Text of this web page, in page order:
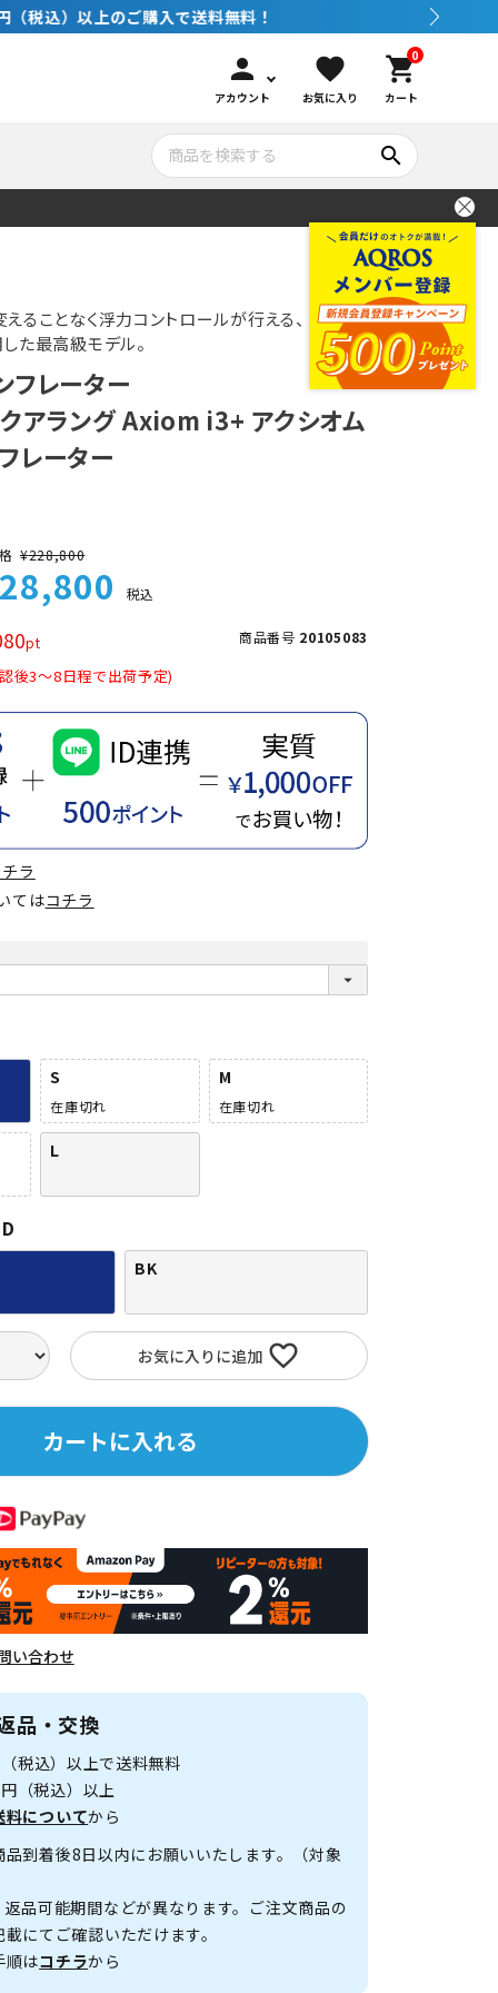
person
アカウント
favorite
お気に入り
0
shopping_cart
カート
水中カメラ機材
メンテナンサービス・交換用パーツ
ブランド紹介
コンセプト
search
ることなく浮力コントロールが行える、ｉ３イン
た最高級モデル。
フレーター
アラング Axiom i3+ アクシオム
レーター
¥228,800
税込
商品番号 20105083
後3～8日程で出荷予定)
ラ
てはコチラ
S
在庫切れ
M
在庫切れ
L
BK
お気に入りに追加
カートに入れる
い合わせ
品・交換
税込）以上で送料無料
（税込）以上
料についてから
品到着後8日以内にお願いいたします。（対象
品可能期間などが異なります。ご注文商品の
にてご確認いただけます。
順はコチラから